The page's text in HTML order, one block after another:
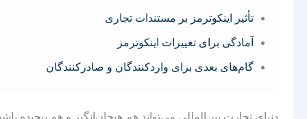
تأثیر اینکوترمز بر مستندات تجاری
آمادگی برای تغییرات اینکوترمز
گام‌های بعدی برای واردکنندگان و صادرکنندگان
دنیای تجارت بین‌المللی می‌تواند هم هیجان‌انگیز و هم پیچیده